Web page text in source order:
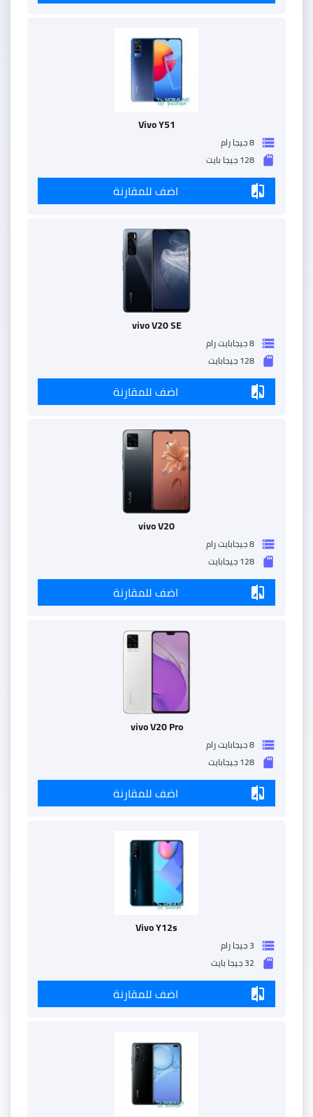
Vivo Y51
storage 8 جيجا رام
sd_storage 128 جيجا بايت
compare اضف للمقارنة
vivo V20 SE
storage 8 جيجابايت رام
sd_storage 128 جيجابايت
compare اضف للمقارنة
vivo V20
storage 8 جيجابايت رام
sd_storage 128 جيجابايت
compare اضف للمقارنة
vivo V20 Pro
storage 8 جيجابايت رام
sd_storage 128 جيجابايت
compare اضف للمقارنة
Vivo Y12s
storage 3 جيجا رام
sd_storage 32 جيجا بايت
compare اضف للمقارنة